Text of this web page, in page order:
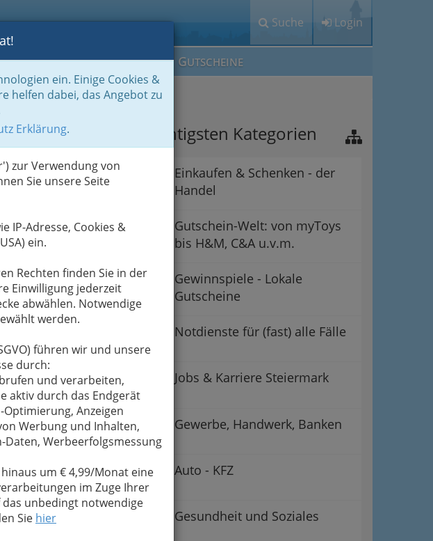
Suche Login
BRANCHEN MEIN IG GUTSCHEINE
ein. Einige Cookies &
helfen dabei, das Angebot zu
Erklärung.
zur Verwendung von
Sie unsere Seite
IP-Adresse, Cookies &
ein.
Rechten finden Sie in der
Einwilligung jederzeit
abwählen. Notwendige
werden.
führen wir und unsere
durch:
und verarbeiten,
aktiv durch das Endgerät
Anzeigen
Werbung und Inhalten,
Daten, Werbeerfolgsmessung
um € 4,99/Monat eine
im Zuge Ihrer
unbedingt notwendige
Sie hier
Die wichtigsten Kategorien
Einkaufen & Schenken - der
Handel
Gutschein-Welt: von myToys
bis H&M, C&A u.v.m.
Gewinnspiele - Lokale
Gutscheine
Notdienste für (fast) alle Fälle
Jobs & Karriere Steiermark
Gewerbe, Handwerk, Banken
Auto - KFZ
Gesundheit und Soziales